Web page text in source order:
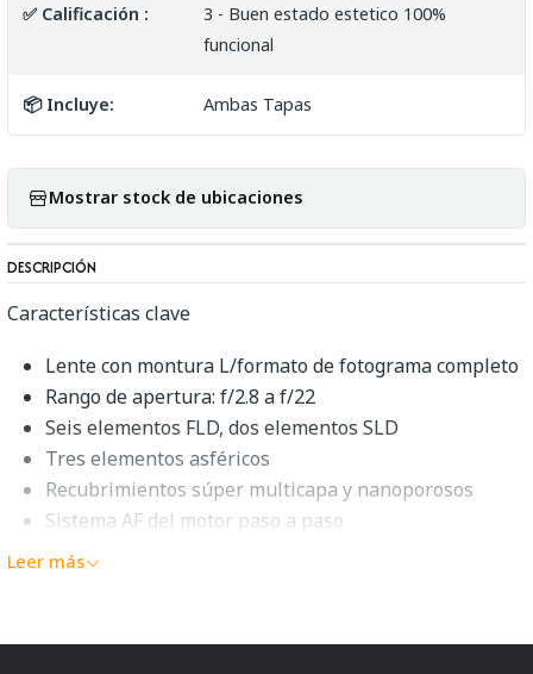
✅ Calificación :
3 - Buen estado estetico 100%
funcional
📦 Incluye: Ambas Tapas
Mostrar stock de ubicaciones
DESCRIPCIÓN
Características clave
Lente con montura L/formato de fotograma completo
Rango de apertura: f/2.8 a f/22
Seis elementos FLD, dos elementos SLD
Tres elementos asféricos
Recubrimientos súper multicapa y nanoporosos
Sistema AF del motor paso a paso
Construcción resistente al polvo y salpicaduras
Con estuche de lente acolchado
Leer más